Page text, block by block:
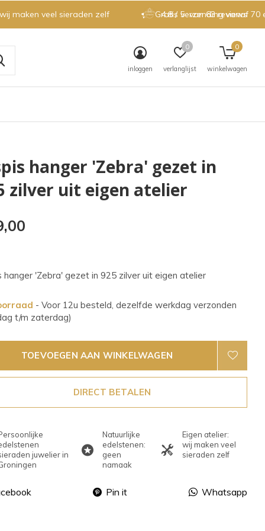
inloggen verlanglijst
0
winkelwagen
0
maken veel sieraden zelf Gratis verzending vanaf 70
4.8 / 5 van 63 reviews
hanger 'Zebra' gezet in
zilver uit eigen atelier
hanger 'Zebra' gezet in 925 zilver uit eigen atelier
- Voor 12u besteld, dezelfde werkdag verzonden
t/m zaterdag)
TOEVOEGEN AAN WINKELWAGEN
DIRECT BETALEN
juwelier in
Natuurlijke
edelstenen:
geen
namaak
Eigen atelier:
wij maken veel
sieraden zelf
Pin it Whatsapp